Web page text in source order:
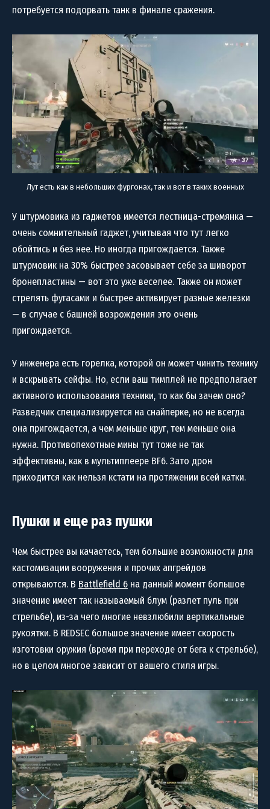
потребуется подорвать танк в финале сражения.
Лут есть как в небольших фургонах, так и вот в таких военных
У штурмовика из гаджетов имеется лестница-стремянка —
очень сомнительный гаджет, учитывая что тут легко
обойтись и без нее. Но иногда пригождается. Также
штурмовик на 30% быстрее засовывает себе за шиворот
бронепластины — вот это уже веселее. Также он может
стрелять фугасами и быстрее активирует разные железки
— в случае с башней возрождения это очень
пригождается.
У инженера есть горелка, которой он может чинить технику
и вскрывать сейфы. Но, если ваш тимплей не предполагает
активного использования техники, то как бы зачем оно?
Разведчик специализируется на снайперке, но не всегда
она пригождается, а чем меньше круг, тем меньше она
нужна. Противопехотные мины тут тоже не так
эффективны, как в мультиплеере BF6. Зато дрон
приходится как нельзя кстати на протяжении всей катки.
Пушки и еще раз пушки
Чем быстрее вы качаетесь, тем большие возможности для
кастомизации вооружения и прочих апгрейдов
открываются. В Battlefield 6 на данный момент большое
значение имеет так называемый блум (разлет пуль при
стрельбе), из-за чего многие невзлюбили вертикальные
рукоятки. В REDSEC большое значение имеет скорость
изготовки оружия (время при переходе от бега к стрельбе),
но в целом многое зависит от вашего стиля игры.